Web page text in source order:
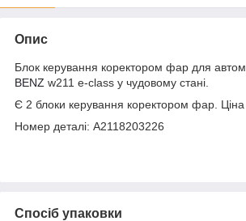
Опис
Блок керування коректором фар для
BENZ w211 e-class у чудовому стані.
Є 2 блоки керування коректором фар. Ціна
Номер деталі: A2118203226
Спосіб упаковки